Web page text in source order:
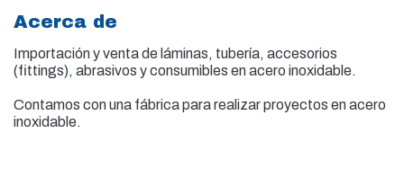
Acerca de
Importación y venta de láminas, tubería, accesorios
(fittings), abrasivos y consumibles en acero inoxidable.
Contamos con una fábrica para realizar proyectos en acero
inoxidable.